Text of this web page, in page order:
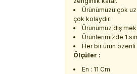
Ürünümüzü çok
çok kolaydır.
Ürünümüz dış
Ürünlerimizde
Her bir ürün
Ölçüler :
En : 11 Cm